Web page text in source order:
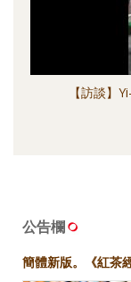
【訪談】
公告欄
簡體新版。《紅茶